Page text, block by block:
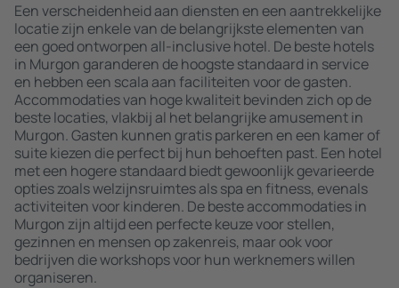
Een verscheidenheid aan diensten en een aantrekkelijke
locatie zijn enkele van de belangrijkste elementen van
een goed ontworpen all-inclusive hotel. De beste hotels
in Murgon garanderen de hoogste standaard in service
en hebben een scala aan faciliteiten voor de gasten.
Accommodaties van hoge kwaliteit bevinden zich op de
beste locaties, vlakbij al het belangrijke amusement in
Murgon. Gasten kunnen gratis parkeren en een kamer of
suite kiezen die perfect bij hun behoeften past. Een hotel
met een hogere standaard biedt gewoonlijk gevarieerde
opties zoals welzijnsruimtes als spa en fitness, evenals
activiteiten voor kinderen. De beste accommodaties in
Murgon zijn altijd een perfecte keuze voor stellen,
gezinnen en mensen op zakenreis, maar ook voor
bedrijven die workshops voor hun werknemers willen
organiseren.